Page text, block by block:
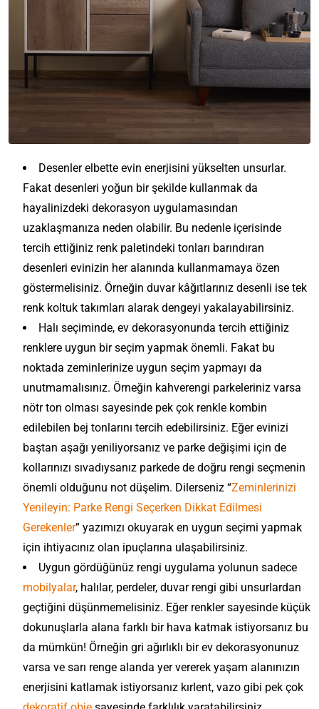
Desenler elbette evin enerjisini yükselten unsurlar.
Fakat desenleri yoğun bir şekilde kullanmak da
hayalinizdeki dekorasyon uygulamasından
uzaklaşmanıza neden olabilir. Bu nedenle içerisinde
tercih ettiğiniz renk paletindeki tonları barındıran
desenleri evinizin her alanında kullanmamaya özen
göstermelisiniz. Örneğin duvar kâğıtlarınız desenli ise tek
renk koltuk takımları alarak dengeyi yakalayabilirsiniz.
Halı seçiminde, ev dekorasyonunda tercih ettiğiniz
renklere uygun bir seçim yapmak önemli. Fakat bu
noktada zeminlerinize uygun seçim yapmayı da
unutmamalısınız. Örneğin kahverengi parkeleriniz varsa
nötr ton olması sayesinde pek çok renkle kombin
edilebilen bej tonlarını tercih edebilirsiniz. Eğer evinizi
baştan aşağı yeniliyorsanız ve parke değişimi için de
kollarınızı sıvadıysanız parkede de doğru rengi seçmenin
önemli olduğunu not düşelim. Dilerseniz “Zeminlerinizi
Yenileyin: Parke Rengi Seçerken Dikkat Edilmesi
Gerekenler” yazımızı okuyarak en uygun seçimi yapmak
için ihtiyacınız olan ipuçlarına ulaşabilirsiniz.
Uygun gördüğünüz rengi uygulama yolunun sadece
mobilyalar, halılar, perdeler, duvar rengi gibi unsurlardan
geçtiğini düşünmemelisiniz. Eğer renkler sayesinde küçük
dokunuşlarla alana farklı bir hava katmak istiyorsanız bu
da mümkün! Örneğin gri ağırlıklı bir ev dekorasyonunuz
varsa ve sarı renge alanda yer vererek yaşam alanınızın
enerjisini katlamak istiyorsanız kırlent, vazo gibi pek çok